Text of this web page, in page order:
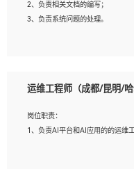
4、善于沟通，具有良好的团队合
5、必须有实际的生产环境系统维护
2、负责相关文档的编写；
3、负责系统问题的处理。
2、熟悉linux命令；
4、熟练使用oracle、mysql进行开
5、熟悉流程开发如使用activiti；
运维工程师（成都/昆明/哈
岗位职责：
1、负责AI平台和AI应用的的运维工